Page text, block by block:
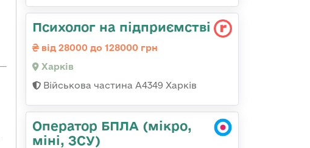
Психолог на підприємстві
від 28000 до 128000 грн
Харків
Військова частина А4349 Харків
Оператор БПЛА (мікро,
міні, ЗСУ)